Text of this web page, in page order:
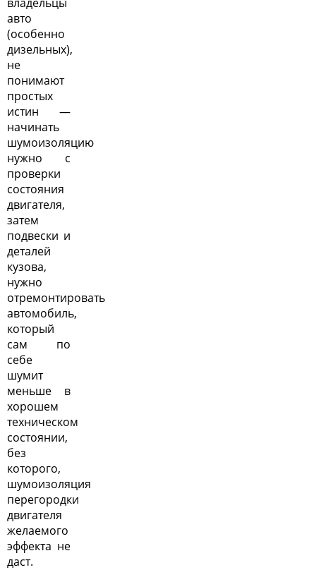
авто
(особенно
дизельных),
не
понимают
простых
истин —
начинать
шумоизоляцию
нужно с
проверки
состояния
двигателя,
затем
подвески и
деталей
кузова,
нужно
отремонтировать
автомобиль,
который
сам по
себе
шумит
меньше в
хорошем
техническом
состоянии,
без
которого,
шумоизоляция
перегородки
двигателя
желаемого
эффекта не
даст.